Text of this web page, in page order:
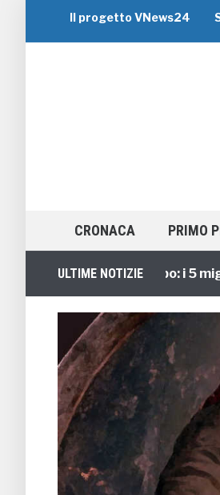
Il progetto VNews24
CRONACA PRIMO
ULTIME NOTIZIE
Viaggi di Gruppo: i 5 migliori